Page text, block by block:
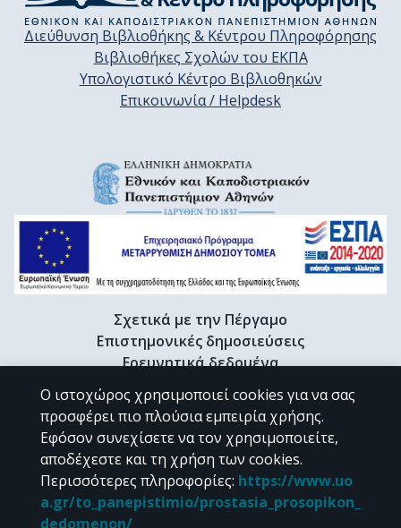
Διεύθυνση Βιβλιοθήκης & Κέντρου Πληροφόρησης
Βιβλιοθήκες Σχολών του ΕΚΠΑ
Υπολογιστικό Κέντρο Βιβλιοθηκών
Επικοινωνία / Helpdesk
Σχετικά με την Πέργαμο
Επιστημονικές δημοσιεύσεις
Ερευνητικά δεδομένα
Διδακτορικές διατριβές & Γκρίζα βιβλιογραφία
Προφίλ Ερευνητή
CC BY-NC 4.0
Εκτός αν αναφέρεται διαφορετικά, το υλικό της "Περγάμου" διατίθεται
Ο ιστοχώρος χρησιμοποιεί cookies για να σας
προσφέρει πιο πλούσια εμπειρία χρήσης.
Εφόσον συνεχίσετε να τον χρησιμοποιείτε,
αποδέχεστε και τη χρήση των cookies.
Περισσότερες πληροφορίες: https://www.uo
a.gr/to_panepistimio/prostasia_prosopikon_
dedomenon/